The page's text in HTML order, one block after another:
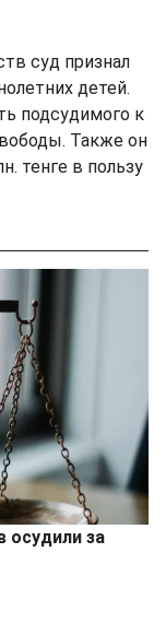
суд признал
детей.
подсудимого к
Также он
тенге в пользу
осудили за